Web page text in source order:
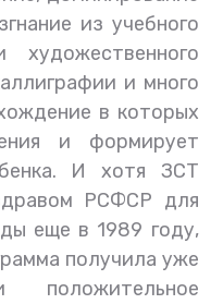
из учебного
и много
в которых
и формирует
И хотя ЗСТ
РСФСР для
еще в 1989 году,
получила уже